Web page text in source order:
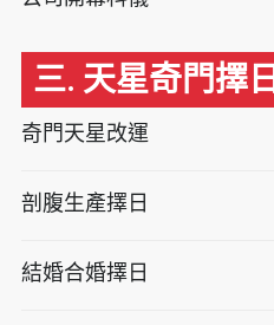
三. 天星奇門擇日
奇門天星改運
剖腹生產擇日
結婚合婚擇日